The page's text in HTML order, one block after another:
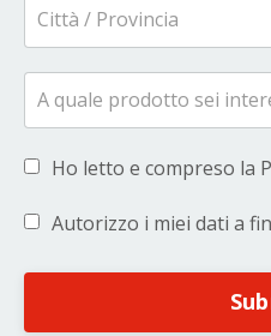
Ho letto e compreso la
Autorizzo i miei dati a